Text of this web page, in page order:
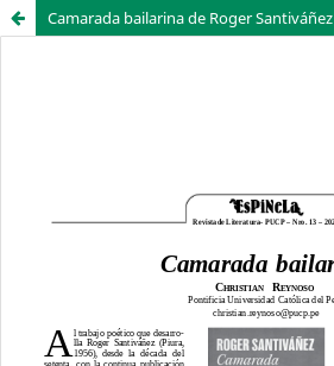
Camarada bailarina de Roger Santiváñez